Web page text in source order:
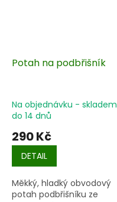
Potah na podbřišník
Na objednávku - skladem
do 14 dnů
290 Kč
DETAIL
Měkký, hladký obvodový
potah podbřišníku ze